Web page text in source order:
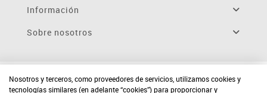
Información
Sobre nosotros
Nosotros y terceros, como proveedores de servicios, utilizamos cookies y
tecnologías similares (en adelante “cookies”) para proporcionar y